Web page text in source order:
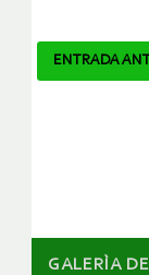
ENTRADA
GALERÌA